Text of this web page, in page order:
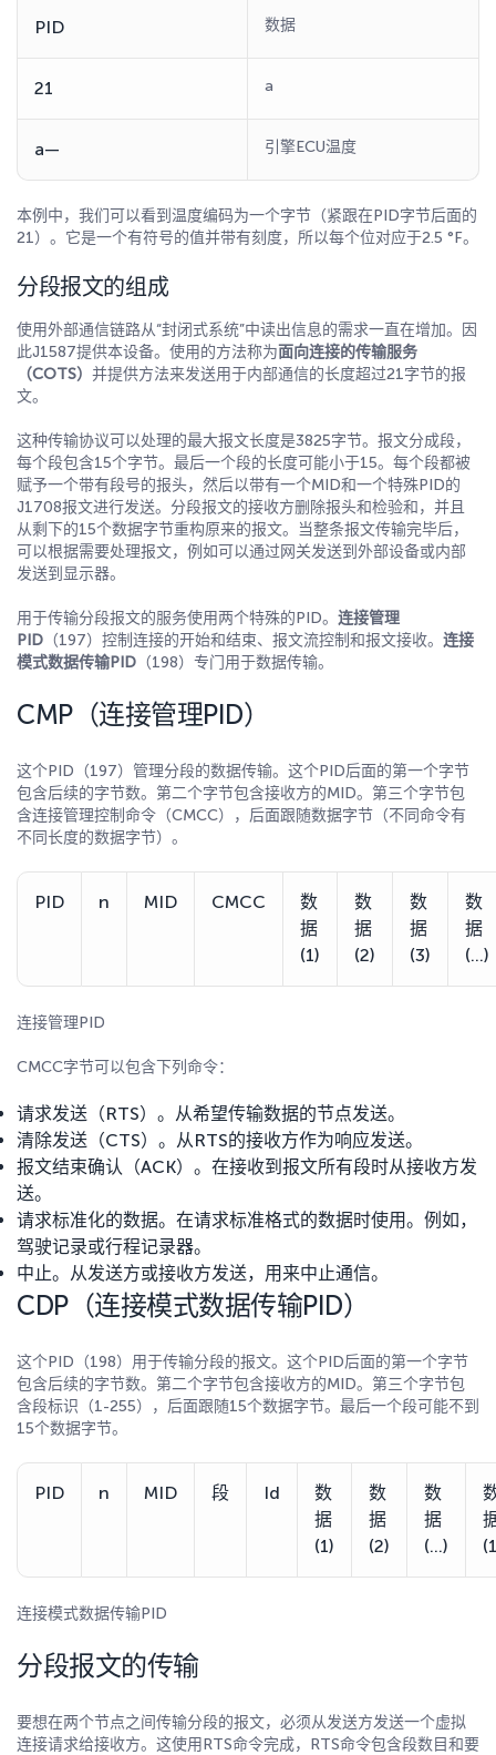
PID 数据
21 a
a— 引擎ECU温度
本例中，我们可以看到温度编码为一个字节（紧跟在PID字节后面的
21）。它是一个有符号的值并带有刻度，所以每个位对应于2.5 °F。
分段报文的组成
使用外部通信链路从“封闭式系统”中读出信息的需求一直在增加。因
此J1587提供本设备。使用的方法称为面向连接的传输服务
（COTS） 并提供方法来发送用于内部通信的长度超过21字节的报
文。
这种传输协议可以处理的最大报文长度是3825字节。报文分成段，
每个段包含15个字节。最后一个段的长度可能小于15。每个段都被
赋予一个带有段号的报头，然后以带有一个MID和一个特殊PID的
J1708报文进行发送。分段报文的接收方删除报头和检验和，并且
从剩下的15个数据字节重构原来的报文。当整条报文传输完毕后，
可以根据需要处理报文，例如可以通过网关发送到外部设备或内部
发送到显示器。
用于传输分段报文的服务使用两个特殊的PID。 连接管理
PID （197）控制连接的开始和结束、报文流控制和报文接收。 连接
模式数据传输PID （198）专门用于数据传输。
CMP（连接管理PID）
这个PID（197）管理分段的数据传输。这个PID后面的第一个字节
包含后续的字节数。第二个字节包含接收方的MID。第三个字节包
含连接管理控制命令（CMCC），后面跟随数据字节（不同命令有
不同长度的数据字节）。
PID n MID CMCC
数
据
(1)
数
据
(2)
数
据
(3)
数
据
(…)
连接管理PID
CMCC字节可以包含下列命令：
请求发送（RTS）。从希望传输数据的节点发送。
清除发送（CTS）。从RTS的接收方作为响应发送。
报文结束确认（ACK）。在接收到报文所有段时从接收方发
送。
请求标准化的数据。在请求标准格式的数据时使用。例如，
驾驶记录或行程记录器。
中止。从发送方或接收方发送，用来中止通信。
CDP（连接模式数据传输PID）
这个PID（198）用于传输分段的报文。这个PID后面的第一个字节
包含后续的字节数。第二个字节包含接收方的MID。第三个字节包
含段标识（1-255），后面跟随15个数据字节。最后一个段可能不到
15个数据字节。
PID n MID 段 Id
数
据
(1)
数
据
(2)
数
据
(…)
连接模式数据传输PID
分段报文的传输
要想在两个节点之间传输分段的报文，必须从发送方发送一个虚拟
连接请求给接收方。这使用RTS命令完成，RTS命令包含段数目和要